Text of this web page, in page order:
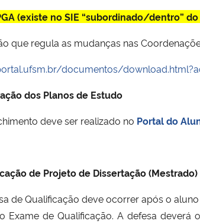
(existe no SIE “subordinado/dentro”
que regula as mudanças nas
documentos/
dos Planos de Estudo
deve ser realizado no Portal do
de Projeto de Dissertação (Mestrado)
de Qualificação deve ocorrer após o
Exame de Qualificação. A defesa deverá